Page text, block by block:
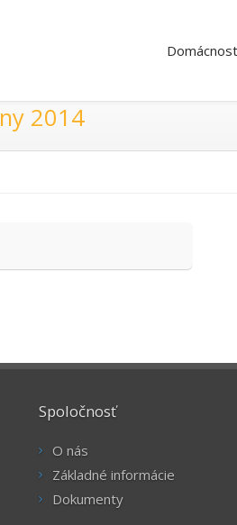
2014
Spoločnosť
O nás
Základné informácie
Dokumenty